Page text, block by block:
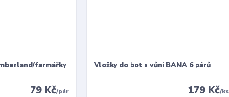
farmářky
79 Kč/pár
Vložky do bot s vůní BAMA 6 párů
179 Kč/ks